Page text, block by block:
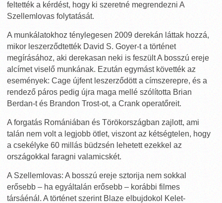
feltették a kérdést, hogy ki szeretné megrendezni A
Szellemlovas folytatását.
A munkálatokhoz ténylegesen 2009 derekán láttak hozzá,
mikor leszerződtették David S. Goyer-t a történet
megírásához, aki derekasan neki is feszült A bosszú ereje
alcímet viselő munkának. Ezután egymást követték az
események: Cage újfent leszerződött a címszerepre, és a
rendező páros pedig újra maga mellé szólította Brian
Berdan-t és Brandon Trost-ot, a Crank operatőreit.
A forgatás Romániában és Törökországban zajlott, ami
talán nem volt a legjobb ötlet, viszont az kétségtelen, hogy
a csekélyke 60 millás büdzsén lehetett ezekkel az
országokkal faragni valamicskét.
A Szellemlovas: A bosszú ereje sztorija nem sokkal
erősebb – ha egyáltalán erősebb – korábbi filmes
társáénál. A történet szerint Blaze elbujdokol Kelet-